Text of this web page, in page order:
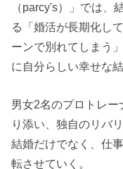
（parcy's）」では、
る「婚活が長期化し
ーンで別れてしまう
に自分らしい幸せな
男女2名のプロトレー
り添い、独自のリバ
結婚だけでなく、仕
転させていく。